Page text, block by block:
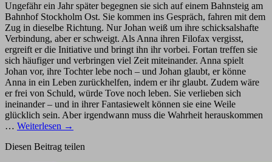
Ungefähr ein Jahr später begegnen sie sich auf einem Bahnsteig am
Bahnhof Stockholm Ost. Sie kommen ins Gespräch, fahren mit dem
Zug in dieselbe Richtung. Nur Johan weiß um ihre schicksalshafte
Verbindung, aber er schweigt. Als Anna ihren Filofax vergisst,
ergreift er die Initiative und bringt ihn ihr vorbei. Fortan treffen sie
sich häufiger und verbringen viel Zeit miteinander. Anna spielt
Johan vor, ihre Tochter lebe noch – und Johan glaubt, er könne
Anna in ein Leben zurückhelfen, indem er ihr glaubt. Zudem wäre
er frei von Schuld, würde Tove noch leben. Sie verlieben sich
ineinander – und in ihrer Fantasiewelt können sie eine Weile
glücklich sein. Aber irgendwann muss die Wahrheit herauskommen
… Weiterlesen →
Diesen Beitrag teilen